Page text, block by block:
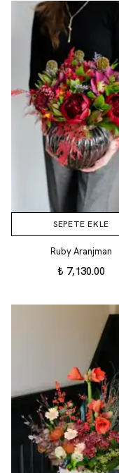
SEPETE EKLE
Ruby Aranjman
₺ 7,130.00